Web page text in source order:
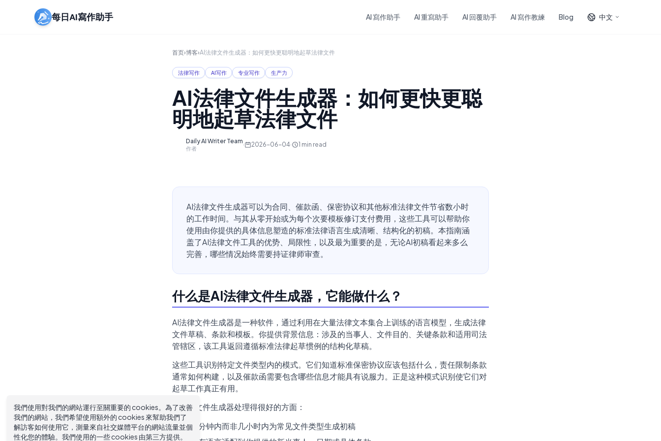
每日AI寫作助手 AI 寫作助手 AI 重寫助手 AI 回覆助手 AI 寫作教練 Blog 中文
首页›博客›AI法律文件生成器：如何更快更聪明地起草法律文件
法律写作 AI写作 专业写作 生产力
AI法律文件生成器：如何更快更聪
明地起草法律文件
Daily AI Writer Team
作者
· 2026-06-04· 1 min read
AI法律文件生成器可以为合同、催款函、保密协议和其他标准法律文件节省数小时
的工作时间。与其从零开始或为每个次要模板修订支付费用，这些工具可以帮助你
使用由你提供的具体信息塑造的标准法律语言生成清晰、结构化的初稿。本指南涵
盖了AI法律文件工具的优势、局限性，以及最为重要的是，无论AI初稿看起来多么
完善，哪些情况始终需要持证律师审查。
什么是AI法律文件生成器，它能做什么？
AI法律文件生成器是一种软件，通过利用在大量法律文本集合上训练的语言模型，生成法律
文件草稿、条款和模板。你提供背景信息：涉及的当事人、文件目的、关键条款和适用司法
管辖区，该工具返回遵循标准法律起草惯例的结构化草稿。
这些工具识别特定文件类型内的模式。它们知道标准保密协议应该包括什么，责任限制条款
通常如何构建，以及催款函需要包含哪些信息才能具有说服力。正是这种模式识别使它们对
起草工作真正有用。
AI法律文件生成器处理得很好的方面：
在几分钟内而非几小时内为常见文件类型生成初稿
我們使用對我們的網站運行至關重要的 cookies。為了改善
我們的網站，我們希望使用額外的 cookies 來幫助我們了
解訪客如何使用它，測量來自社交媒體平台的網站流量並個
性化您的體驗。我們使用的一些 cookies 由第三方提供。